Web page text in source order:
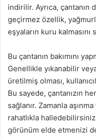
indirilir. Ayrıca, çantanın
geçirmez özellik,
eşyaların kuru kalmasını
Bu çantanın bakımını
Genellikle yıkanabilir
üretilmiş olması,
Bu sayede, çantanızın
sağlanır. Zamanla
rahatlıkla
görünüm elde etmenizi